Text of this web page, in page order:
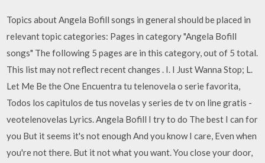
Topics about Angela Bofill songs in general should be placed in
relevant topic categories: Pages in category "Angela Bofill
songs" The following 5 pages are in this category, out of 5 total.
This list may not reflect recent changes . I. I Just Wanna Stop; L.
Let Me Be the One Encuentra tu telenovela o serie favorita,
Todos los capitulos de tus novelas y series de tv on line gratis -
veotelenovelas Lyrics. Angela Bofill I try to do The best I can for
you But it seems it's not enough And you know I care, Even when
you're not there. But it not what you want. You close your door,